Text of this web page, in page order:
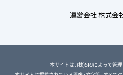
運営会社 株式会
本サイトは、(株)SRJによって管理